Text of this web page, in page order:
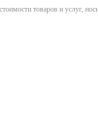
товаров и услуг,